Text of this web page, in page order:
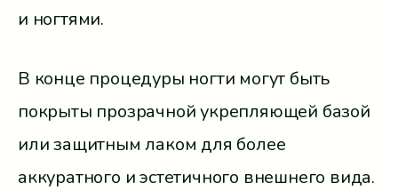
и ногтями.
В конце процедуры ногти могут быть
покрыты прозрачной укрепляющей базой
или защитным лаком для более
аккуратного и эстетичного внешнего вида.